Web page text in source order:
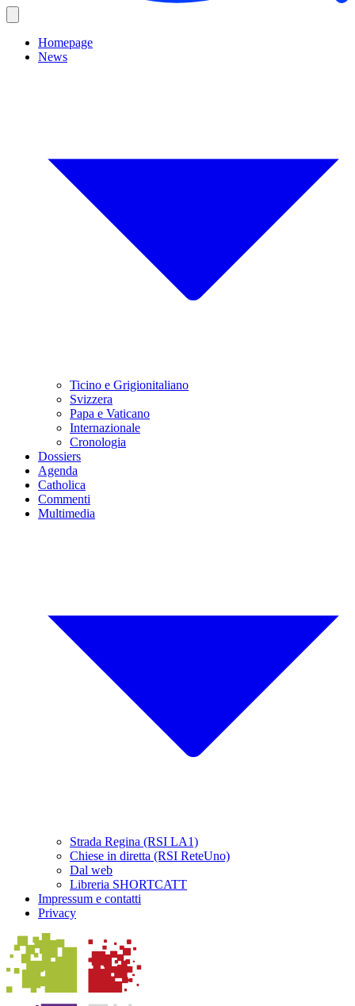
Homepage
News
Ticino e Grigionitaliano
Svizzera
Papa e Vaticano
Internazionale
Cronologia
Dossiers
Agenda
Catholica
Commenti
Multimedia
Strada Regina (RSI LA1)
Chiese in diretta (RSI ReteUno)
Dal web
Libreria SHORTCATT
Impressum e contatti
Privacy